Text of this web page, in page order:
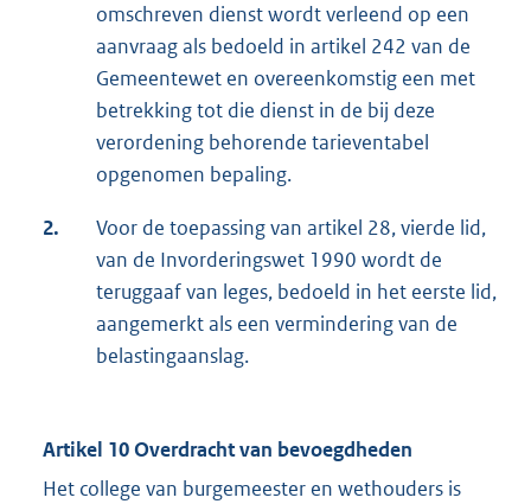
omschreven dienst wordt verleend op een
aanvraag als bedoeld in artikel 242 van de
Gemeentewet en overeenkomstig een met
betrekking tot die dienst in de bij deze
verordening behorende tarieventabel
opgenomen bepaling.
2.
Voor de toepassing van artikel 28, vierde lid,
van de Invorderingswet 1990 wordt de
teruggaaf van leges, bedoeld in het eerste lid,
aangemerkt als een vermindering van de
belastingaanslag.
Artikel 10 Overdracht van bevoegdheden
Het college van burgemeester en wethouders is